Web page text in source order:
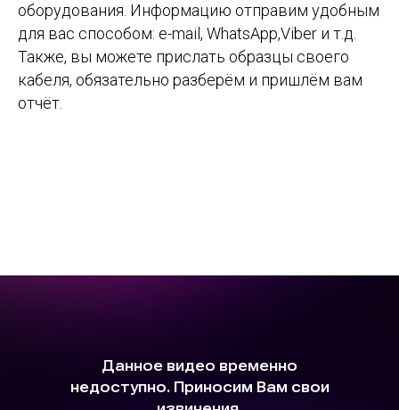
оборудования. Информацию отправим удобным
для вас способом: e-mail, WhatsApp,Viber и т.д.
Также, вы можете прислать образцы своего
кабеля, обязательно разберём и пришлём вам
отчёт.